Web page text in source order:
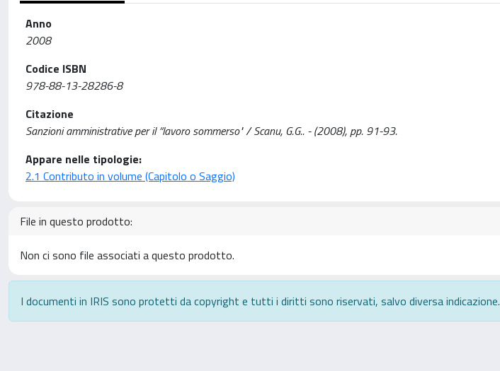
Anno
2008
Codice ISBN
978-88-13-28286-8
Citazione
Sanzioni amministrative per il “lavoro sommerso" / Scanu, G.G.. - (2008), pp. 91-93.
Appare nelle tipologie:
2.1 Contributo in volume (Capitolo o Saggio)
File in questo prodotto:
Non ci sono file associati a questo prodotto.
I documenti in IRIS sono protetti da copyright e tutti i diritti sono riservati, salvo diversa indicazione.